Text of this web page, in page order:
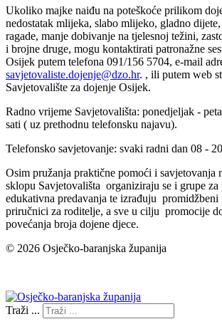
Ukoliko majke naiđu na poteškoće prilikom
nedostatak mlijeka, slabo mlijeko, gladno
ragade, manje dobivanje na tjelesnoj težini,
i brojne druge, mogu kontaktirati patronažne
Osijek putem telefona 091/156 5704, e-mail
savjetovaliste.dojenje@dzo.hr. , ili putem web
Savjetovalište za dojenje Osijek.
Radno vrijeme Savjetovališta: ponedjeljak -
sati ( uz prethodnu telefonsku najavu).
Telefonsko savjetovanje: svaki radni dan 08 -
Osim pružanja praktične pomoći i savjetovanja
sklopu Savjetovališta organiziraju se i grupe za
edukativna predavanja te izrađuju promidžbeni
priručnici za roditelje, a sve u cilju promocije
povećanja broja dojene djece.
© 2026 Osječko-baranjska županija
Traži ...